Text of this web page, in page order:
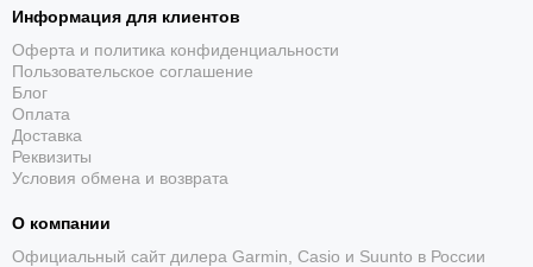
Назначение питания
Информация для клиентов
Оферта и политика конфиденциальности
Пользовательское соглашение
Блог
Оплата
Доставка
Реквизиты
Условия обмена и возврата
О компании
Официальный сайт дилера Garmin, Casio и Suunto в России